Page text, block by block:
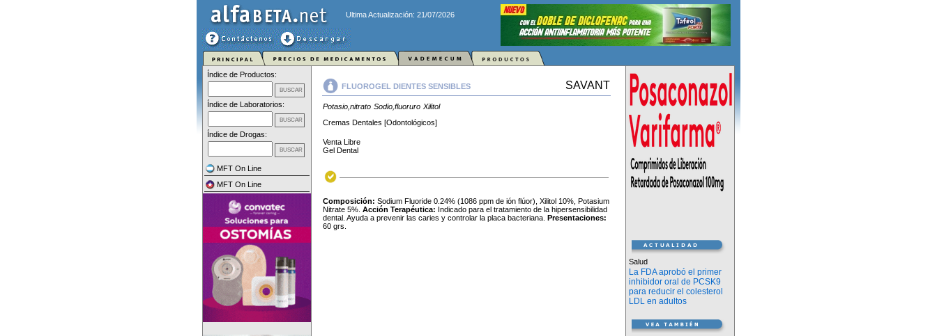
Ultima Actualización: 21/07/2026
Índice de Productos:
Índice de Laboratorios:
Índice de Drogas:
MFT On Line
MFT On Line
FLUOROGEL DIENTES SENSIBLES SAVANT
Potasio,nitrato Sodio,fluoruro Xilitol
Cremas Dentales [Odontológicos]
Venta Libre
Gel Dental
Composición: Sodium Fluoride 0.24% (1086 ppm de ión flúor), Xilitol 10%, Potasium
Nitrate 5%. Acción Terapéutica: Indicado para el tratamiento de la hipersensibilidad
dental. Ayuda a prevenir las caries y controlar la placa bacteriana. Presentaciones:
60 grs.
Salud
La FDA aprobó el primer
inhibidor oral de PCSK9
para reducir el colesterol
LDL en adultos